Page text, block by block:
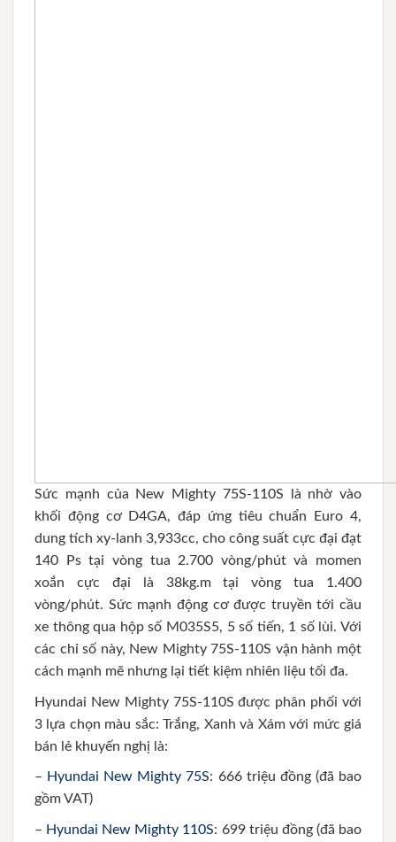
Sức mạnh của New Mighty 75S-110S là nhờ vào
khối động cơ D4GA, đáp ứng tiêu chuẩn Euro 4,
dung tích xy-lanh 3,933cc, cho công suất cực đại đạt
140 Ps tại vòng tua 2.700 vòng/phút và momen
xoắn cực đại là 38kg.m tại vòng tua 1.400
vòng/phút. Sức mạnh động cơ được truyền tới cầu
xe thông qua hộp số M035S5, 5 số tiến, 1 số lùi. Với
các chỉ số này, New Mighty 75S-110S vận hành một
cách mạnh mẽ nhưng lại tiết kiệm nhiên liệu tối đa.
Hyundai New Mighty 75S-110S được phân phối với
3 lựa chọn màu sắc: Trắng, Xanh và Xám với mức giá
bán lẻ khuyến nghị là:
– Hyundai New Mighty 75S: 666 triệu đồng (đã bao
gồm VAT)
– Hyundai New Mighty 110S: 699 triệu đồng (đã bao